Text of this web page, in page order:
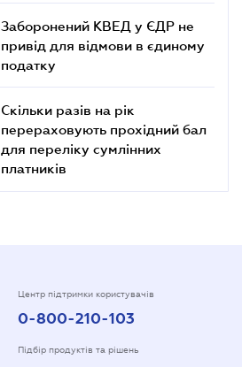
Заборонений КВЕД у ЄДР не
привід для відмови в єдиному
податку
Скільки разів на рік
перераховують прохідний бал
для переліку сумлінних
платників
Центр підтримки користувачів
0-800-210-103
Підбір продуктів та рішень